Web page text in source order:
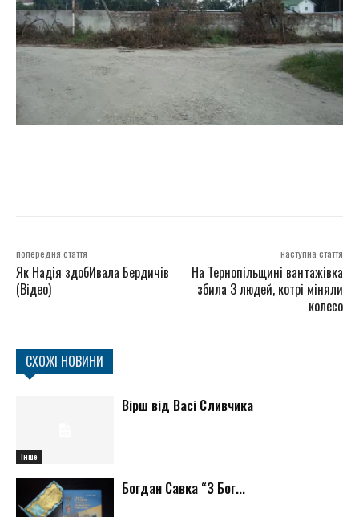
попередня стаття
Як Надія здобИвала Бердичів
(Відео)
наступна стаття
На Тернопільщині вантажівка
збила 3 людей, котрі міняли
колесо
СХОЖІ НОВИНИ
Інше
Вірш від Васі Сливчика
Богдан Савка “З Бог...